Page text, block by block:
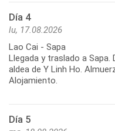
Día 4
lu, 17.08.2026
Lao Cai - Sapa
Llegada y traslado a Sapa.
aldea de Y Linh Ho.
Alojamiento.
Día 5